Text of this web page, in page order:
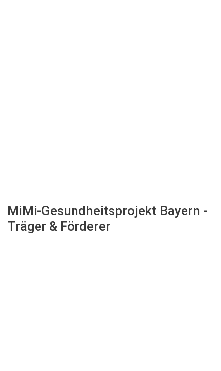
MiMi-Gesundheitsprojekt Bayern -
Träger & Förderer